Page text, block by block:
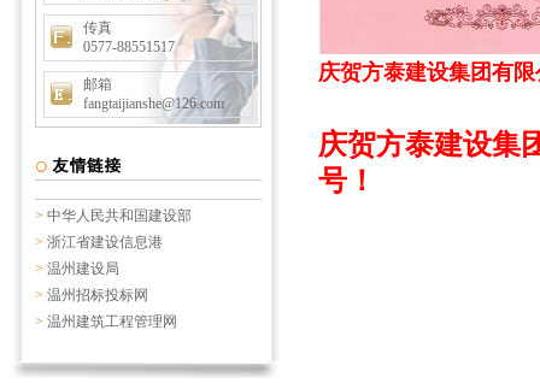
传真
0577-88551517
邮箱
fangtaijianshe@126.com
> 中华人民共和国建设部
> 浙江省建设信息港
> 温州建设局
> 温州招标投标网
> 温州建筑工程管理网
庆贺方泰建设集团有
庆贺方泰建设集
号！